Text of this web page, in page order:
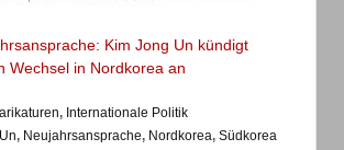
, Internationale Politik
, Neujahrsansprache, Nordkorea, Südkorea